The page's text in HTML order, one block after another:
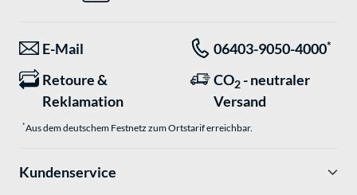
E-Mail 06403-9050-4000*
Retoure &
Reklamation
CO2 - neutraler
Versand
*Aus dem deutschem Festnetz zum Ortstarif erreichbar.
Kundenservice